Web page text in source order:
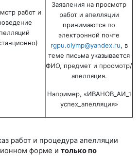
работ и
Заявления на просмотр
работ и апелляции
принимаются по
электронной почте
rgpu.olymp@yandex.ru, в
теме письма указывается
ФИО, предмет и просмотр/
апелляция.
Например, «ИВАНОВ_АИ_1
успех_апелляция»
работ и процедура апелляции
форме и только по